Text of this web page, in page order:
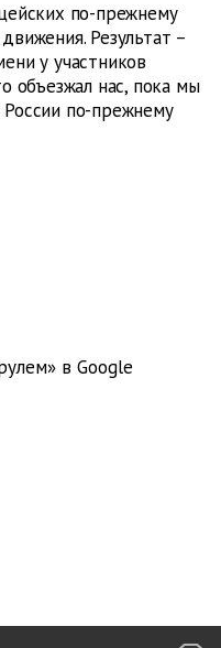
по-прежнему
Результат –
у участников
объезжал нас, пока мы
по-прежнему
в Google